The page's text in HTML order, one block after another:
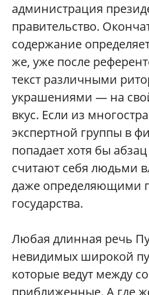
администрация
правительство.
содержание
же, уже после
текст различными
украшениями — на
вкус. Если из
экспертной группы в
попадает хотя бы абзац
считают себя людьми
даже определяющими
государства.
Любая длинная речь
невидимых широкой
которые ведут между